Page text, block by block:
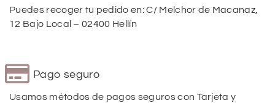
Puedes recoger tu pedido en: C/ Melchor de Macanaz,
12 Bajo Local – 02400 Hellín
Pago seguro
Usamos métodos de pagos seguros con Tarjeta y